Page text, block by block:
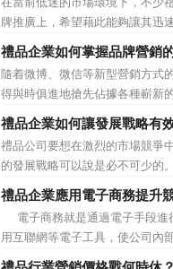
入，這不僅是銷售環節的事，也
持。具體來說，有以下...
牌推廣上，希望藉此能夠讓其迅
廣的營銷管理思路上，也有許多
無法自拔，這其中，最為常見
楚品牌到底在表達什麼 很多禮
不知道到...
禮品企業如何掌握品牌營銷
隨着微博、微信等新型營銷方式
得與時俱進地搶先佔據各種嶄新
的營銷軀殼，卻沒有掌握營銷的
價值不是將品牌鋪設到消費者眼
心裡 與消費者的心理距離的拉
情，需要做好持...
禮品企業如何讓發展戰略有
禮品公司要想在激烈的市場競爭
的發展戰略可以說是必不可少的
如何將其貫徹執行也是一大難處
如變化快，真的按戰略規划去做
戰略往往與老闆的成功經驗不完
令人感到不執行戰略日...
禮品企業應用電子商務提升
電子商務就是通過電子手段進
用互聯網等電子工具，使公司內
伴之間，利用電子業務共享信息